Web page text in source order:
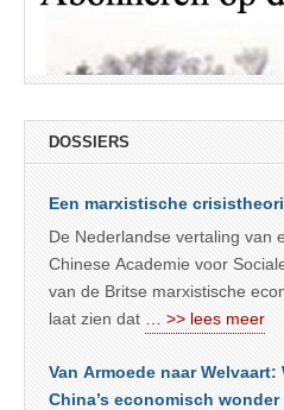
DOSSIERS
Een marxistische
De Nederlandse vertaling van
Chinese Academie voor
van de Britse marxistische
laat zien dat
… >> lees meer
Van Armoede naar
China’s economisch wonder